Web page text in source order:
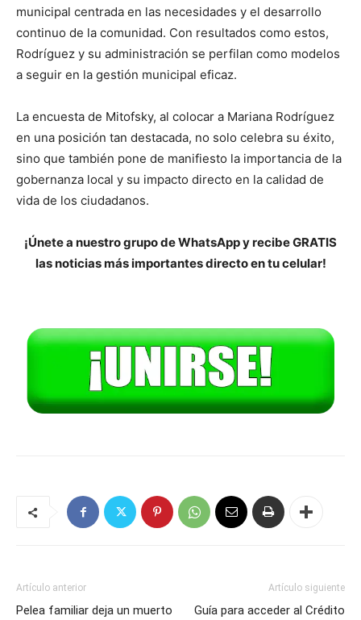
municipal centrada en las necesidades y el desarrollo
continuo de la comunidad. Con resultados como estos,
Rodríguez y su administración se perfilan como modelos
a seguir en la gestión municipal eficaz.
La encuesta de Mitofsky, al colocar a Mariana Rodríguez
en una posición tan destacada, no solo celebra su éxito,
sino que también pone de manifiesto la importancia de la
gobernanza local y su impacto directo en la calidad de
vida de los ciudadanos.
¡Únete a nuestro grupo de WhatsApp y recibe GRATIS
las noticias más importantes directo en tu celular!
Artículo anterior
Pelea familiar deja un muerto
Artículo siguiente
Guía para acceder al Crédito